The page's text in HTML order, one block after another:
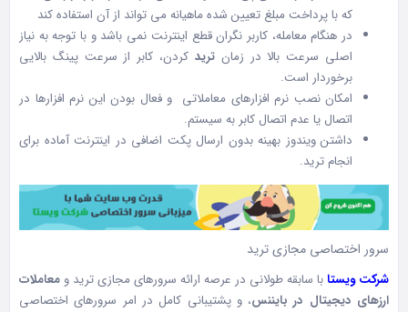
که با پرداخت مبلغ تعیین شده ماهیانه می تواند از آن استفاده کند
در هنگام معامله، کاربر نگران قطع اینترنت نمی باشد و با توجه به نیاز
اصلی سرعت بالا در زمانترید کردن، کابر از سرعت پینگ بالایی
برخوردار است.
امکان نصب نرم افزارهای معاملاتی و فعال بودن این نرم افزارها در
اتصال یا عدم اتصال کابر به سیستم.
داشتن ویندوز بهینه بدون ارسال پکت اضافی در اینترنت آماده برای
انجام ترید.
سرور اختصاصی مجازی ترید
شرکت ویستابا سابقه طولانی در عرصه ارائه سرورهای مجازی ترید و معاملات
ارزهای دیجیتال در بایننس، و پشتیبانی کامل در امر سرورهای اختصاصی